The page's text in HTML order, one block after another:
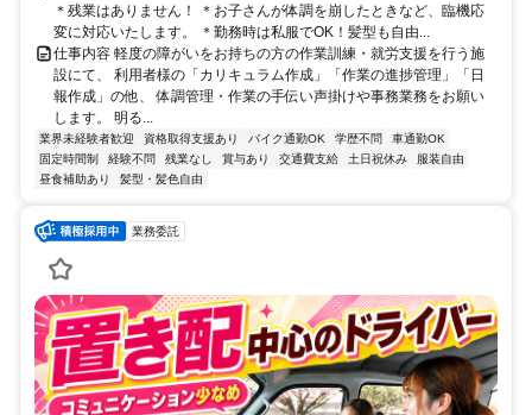
＊残業はありません！ ＊お子さんが体調を崩したときなど、臨機応
変に対応いたします。 ＊勤務時は私服でOK！髪型も自由...
仕事内容 軽度の障がいをお持ちの方の作業訓練・就労支援を行う施
設にて、 利用者様の「カリキュラム作成」「作業の進捗管理」「日
報作成」の他、 体調管理・作業の手伝い声掛けや事務業務をお願い
します。 明る...
業界未経験者歓迎 資格取得支援あり バイク通勤OK 学歴不問
車通勤OK
固定時間制
経験不問 残業なし 賞与あり 交通費支給 土日祝休み
服装自由
昼食補助あり
髪型・髪色自由
業務委託